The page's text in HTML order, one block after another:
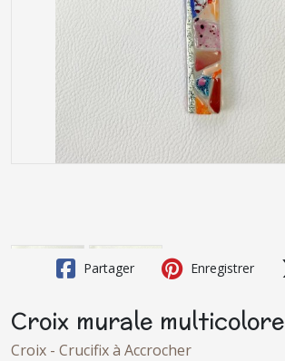
Partager Enregistrer
Croix murale multicolore
Croix - Crucifix à Accrocher